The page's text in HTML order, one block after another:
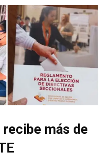
más de